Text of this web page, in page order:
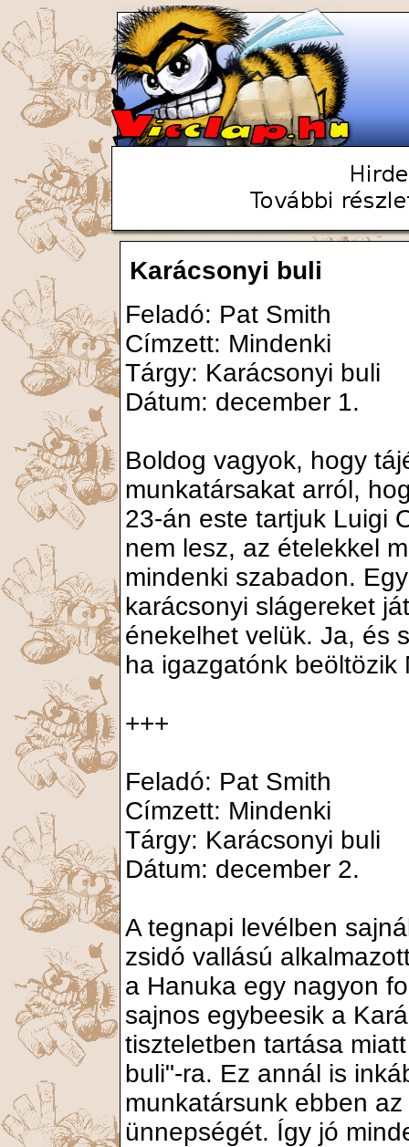
Karácsonyi buli
Feladó: Pat Smith
Címzett: Mindenki
Tárgy: Karácsonyi buli
Dátum: december 1.
Boldog vagyok, hogy
munkatársakat arról,
23-án este tartjuk Luigi
nem lesz, az ételekkel
mindenki szabadon.
karácsonyi slágereket
énekelhet velük. Ja, és
ha igazgatónk beöltözik
+++
Feladó: Pat Smith
Címzett: Mindenki
Tárgy: Karácsonyi buli
Dátum: december 2.
A tegnapi levélben
zsidó vallású
a Hanuka egy nagyon
sajnos egybeesik a
tiszteletben tartása
buli"-ra. Ez annál is
munkatársunk ebben
ünnepségét. Így jó